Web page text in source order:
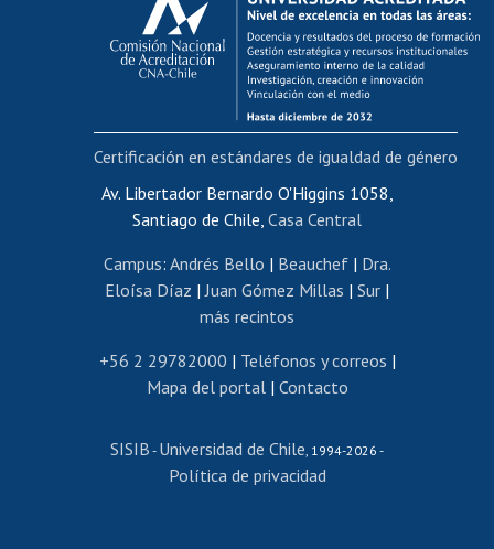
Postulación al AUCAI
Funcionarias/os
Cursos internos de capacitación
Bienestar del personal
Portal de movilidad interna
Certificado de renta
Certificado de renta honorarios
Editar páginas blancas
Extranjeras/os
Revalidación y reconocimiento de títulos
Postulación al Programa de Movilidad Estudiantil
Cursos de español
Av. Libertador Bernardo O'Higgins 1058,
Santiago de Chile, Casa Central
Campus: Andrés Bello | Beauchef| Dra.
Eloísa Díaz | Juan Gómez Millas | Sur |
más recintos
+56 2 29782000 | Teléfonos y correos |
Mapa del portal| Contacto
SISIB - Universidad de Chile , 1994-2026 -
Política de privacidad
Certificación en estándares de igualdad de género